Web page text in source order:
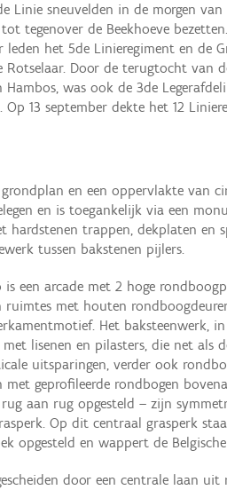
Linie sneuvelden in de morgen van
tegenover de Beekhoeve
het 5de Linieregiment en de
Door de terugtocht van
Hambos, was ook de 3de
13 september dekte het 12
en een oppervlakte van
en is toegankelijk via een
trappen, dekplaten en
tussen bakstenen pijlers.
een arcade met 2 hoge
ruimtes met houten
Het baksteenwerk, in
lisenen en pilasters, die net als
uitsparingen, verder ook
geprofileerde rondbogen
aan rug opgesteld – zijn
Op dit centraal grasperk
opgesteld en wappert de
door een centrale laan uit